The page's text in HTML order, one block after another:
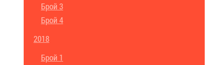
Брой 3
Брой 4
2018
Брой 1